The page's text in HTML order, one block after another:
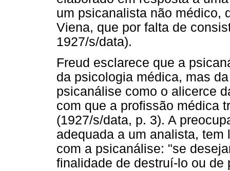
um psicanalista não médico,
Viena, que por falta de
1927/s/data).
Freud esclarece que a
da psicologia médica, mas
psicanálise como o alicerce
com que a profissão médica
(1927/s/data, p. 3). A
adequada a um analista,
com a psicanálise: "se
finalidade de destruí-lo ou de